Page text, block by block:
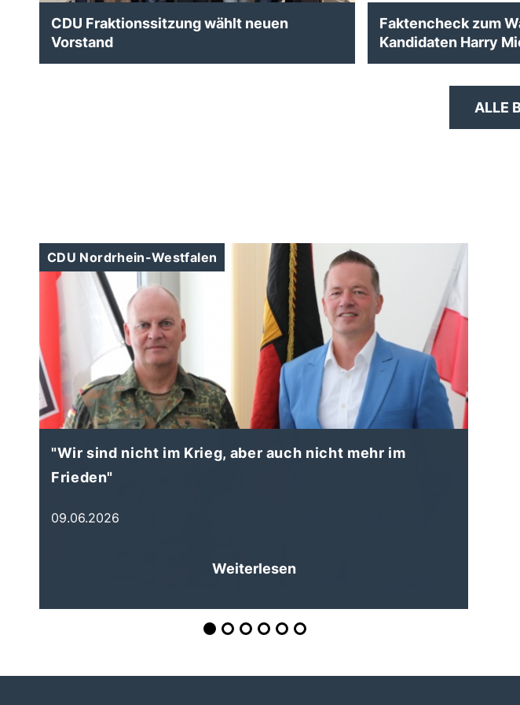
CDU Fraktionssitzung wählt neuen
Vorstand
Faktencheck zum
Kandidaten Harry
ALLE
CDU Nordrhein-Westfalen
"Wir sind nicht im Krieg, aber auch nicht mehr im
Frieden"
09.06.2026
Weiterlesen